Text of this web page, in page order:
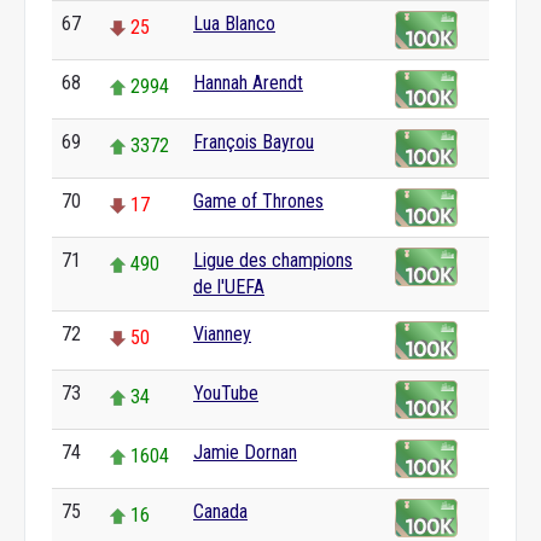
67 25 Lua Blanco
68 2994 Hannah Arendt
69 3372 François Bayrou
70 17 Game of Thrones
71 490
Ligue des champions
de l'UEFA
72 50 Vianney
73 34 YouTube
74 1604 Jamie Dornan
75 16 Canada